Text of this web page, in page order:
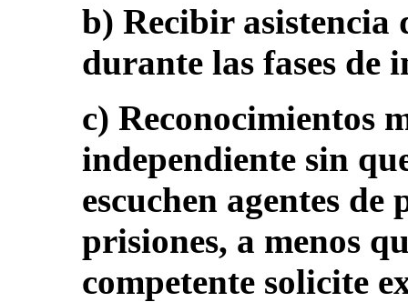
b) Recibir asistencia
durante las fases de
c) Reconocimientos
independiente sin
escuchen agentes
prisiones, a menos
competente solicite